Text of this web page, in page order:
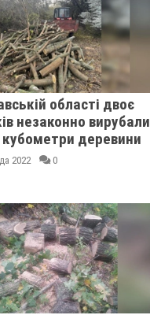
області двоє
незаконно вирубали
деревини
2022 0